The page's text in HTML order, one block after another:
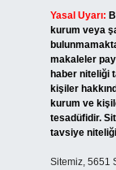
Yasal Uyarı:
kurum veya
makaleler
haber niteliği
kişiler
kurum ve
tesadüfidir.
tavsiye
Sitemiz, 5651